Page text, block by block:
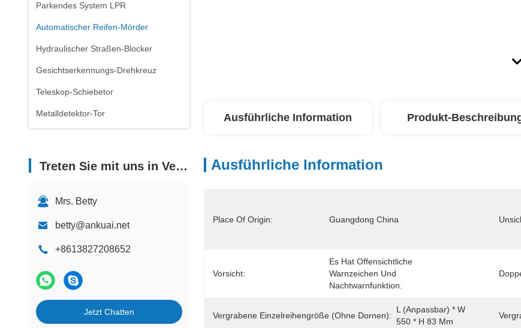
Parkendes System LPR
Automatischer Reifen-Mörder
Hydraulischer Straßen-Blocker
Gesichtserkennungs-Drehkreuz
Teleskop-Schiebetor
Metalldetektor-Tor
Treten Sie mit uns in Verbindung
Mrs. Betty
betty@ankuai.net
+8613827208652
Jetzt Chatten
Ausführliche Information Produkt-
Ausführliche Information
Place Of Origin: Guangdong China
Vorsicht:
Es Hat Offensichtliche
Warnzeichen Und
Nachtwarnfunktion.
Vergrabene Einzelreihengröße (ohne Dornen):
L (anpassbar) * W
550 * H 83 Mm